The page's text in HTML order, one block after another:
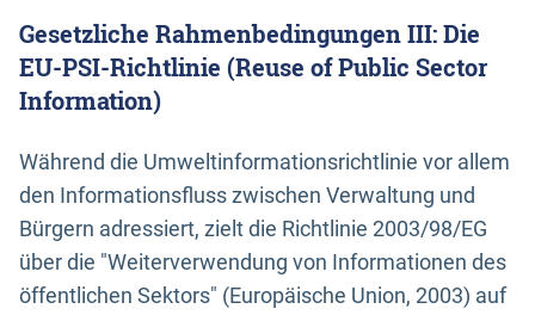
Gesetzliche Rahmenbedingungen III: Die
EU-PSI-Richtlinie (Reuse of Public Sector
Information)
Während die Umweltinformationsrichtlinie vor allem
den Informationsfluss zwischen Verwaltung und
Bürgern adressiert, zielt die Richtlinie 2003/98/EG
über die "Weiterverwendung von Informationen des
öffentlichen Sektors" (Europäische Union, 2003) auf